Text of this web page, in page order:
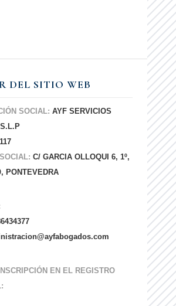
DEL SITIO WEB
SOCIAL: AYF SERVICIOS
C/ GARCIA OLLOQUI 6, 1º,
PONTEVEDRA
EN EL REGISTRO